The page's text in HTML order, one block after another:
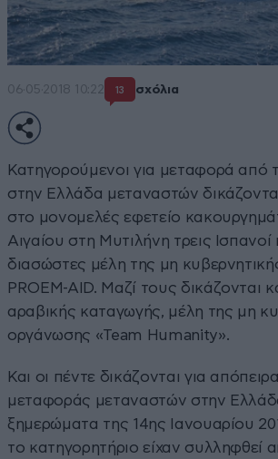
06·05·2018 10:22 13 σχόλια
Κατηγορούμενοι για μεταφορά από
στην Ελλάδα μεταναστών
στο μονομελές εφετείο
Αιγαίου στη Μυτιλήνη τρεις
διασώστες μέλη της μη
PROEM-AID. Μαζί τους δικάζονται
αραβικής καταγωγής, μέλη της μη
οργάνωσης «Team Humanity».
Και οι πέντε δικάζονται για
μεταφοράς μεταναστών στην
ξημερώματα της 14ης Ιανουαρίου
το κατηγορητήριο είχαν συλληφθεί